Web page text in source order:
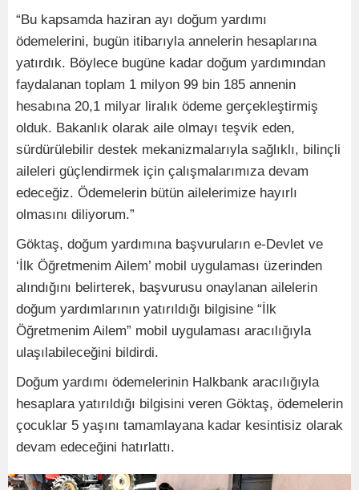
“Bu kapsamda haziran ayı doğum yardımı
ödemelerini, bugün itibarıyla annelerin hesaplarına
yatırdık. Böylece bugüne kadar doğum yardımından
faydalanan toplam 1 milyon 99 bin 185 annenin
hesabına 20,1 milyar liralık ödeme gerçekleştirmiş
olduk. Bakanlık olarak aile olmayı teşvik eden,
sürdürülebilir destek mekanizmalarıyla sağlıklı, bilinçli
aileleri güçlendirmek için çalışmalarımıza devam
edeceğiz. Ödemelerin bütün ailelerimize hayırlı
olmasını diliyorum.”
Göktaş, doğum yardımına başvuruların e-Devlet ve
‘İlk Öğretmenim Ailem’ mobil uygulaması üzerinden
alındığını belirterek, başvurusu onaylanan ailelerin
doğum yardımlarının yatırıldığı bilgisine “İlk
Öğretmenim Ailem” mobil uygulaması aracılığıyla
ulaşılabileceğini bildirdi.
Doğum yardımı ödemelerinin Halkbank aracılığıyla
hesaplara yatırıldığı bilgisini veren Göktaş, ödemelerin
çocuklar 5 yaşını tamamlayana kadar kesintisiz olarak
devam edeceğini hatırlattı.